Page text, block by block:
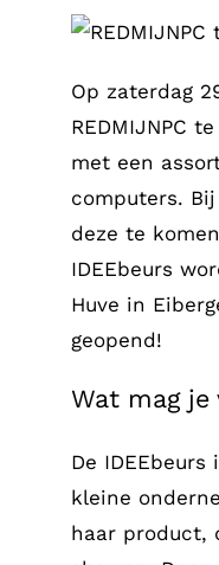
Contact
Op zaterdag
REDMIJNPC
met een
computers.
deze te
IDEEbeurs
Huve in
geopend!
Wat mag je
De
kleine
haar product,